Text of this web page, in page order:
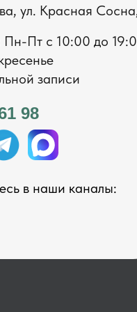
ул. Красная
98
Пт с 1 0:00 до
записи
в наши каналы: